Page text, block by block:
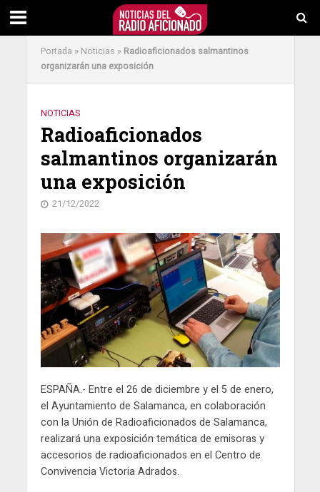
Portada » Noticias » Radioaficionados salmantinos
organizarán una exposición
NOTICIAS
Radioaficionados
salmantinos organizarán
una exposición
21/12/2022
ESPAÑA.- Entre el 26 de diciembre y el 5 de enero,
el Ayuntamiento de Salamanca, en colaboración
con la Unión de Radioaficionados de Salamanca,
realizará una exposición temática de emisoras y
accesorios de radioaficionados en el Centro de
Convivencia Victoria Adrados.